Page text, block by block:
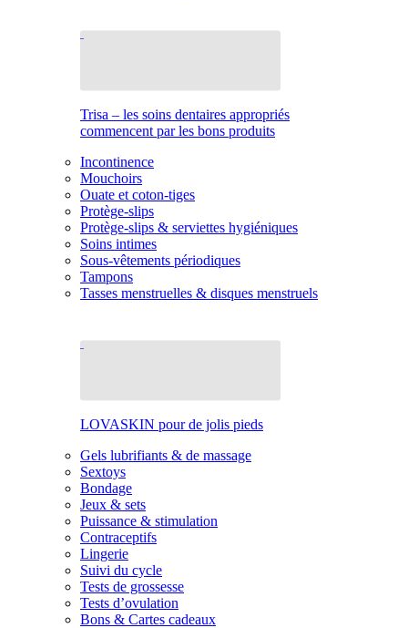
Trisa – les soins dentaires appropriés
commencent par les bons produits
Incontinence
Mouchoirs
Ouate et coton-tiges
Protège-slips
Protège-slips & serviettes hygiéniques
Soins intimes
Sous-vêtements périodiques
Tampons
Tasses menstruelles & disques menstruels
LOVASKIN pour de jolis pieds
Gels lubrifiants & de massage
Sextoys
Bondage
Jeux & sets
Puissance & stimulation
Contraceptifs
Lingerie
Suivi du cycle
Tests de grossesse
Tests d’ovulation
Bons & Cartes cadeaux